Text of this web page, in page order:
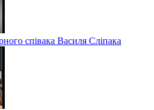
співака Василя Сліпака